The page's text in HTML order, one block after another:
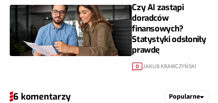
Czy AI zastąpi
doradców
finansowych?
Statystyki odsłoniły
prawdę
0 JAKUB KRAWCZYŃSKI
6 komentarzy Popularne